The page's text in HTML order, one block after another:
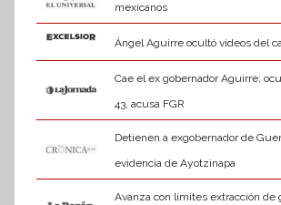
mexicanos
Ángel Aguirre ocultó videos del
Cae el ex gobernador Aguirre;
43, acusa FGR
Detienen a exgobernador de
evidencia de Ayotzinapa
Avanza con límites extracción de